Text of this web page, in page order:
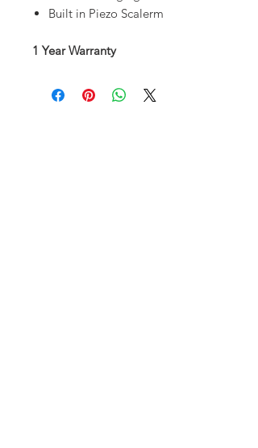
Built in Piezo Scalerm
1 Year Warranty